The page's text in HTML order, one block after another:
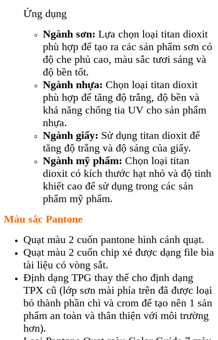
Ứng dụng
Ngành sơn: Lựa chọn loại titan dioxit
phù hợp để tạo ra các sản phẩm sơn có
độ che phủ cao, màu sắc tươi sáng và
độ bền tốt.
Ngành nhựa: Chọn loại titan dioxit
phù hợp để tăng độ trắng, độ bền và
khả năng chống tia UV cho sản phẩm
nhựa.
Ngành giấy: Sử dụng titan dioxit để
tăng độ trắng và độ sáng của giấy.
Ngành mỹ phẩm: Chọn loại titan
dioxit có kích thước hạt nhỏ và độ tinh
khiết cao để sử dụng trong các sản
phẩm mỹ phẩm.
Màu sắc Pantone
Quạt màu 2 cuốn pantone hình cánh quạt.
Quạt màu 2 cuốn chip xé được dạng file bìa
tài liệu có vòng sắt.
Định dạng TPG thay thế cho định dạng
TPX cũ (lớp sơn mài phía trên đã được loại
bỏ thành phần chì và crom để tạo nên 1 sản
phẩm an toàn và thân thiện với môi trường
hơn).